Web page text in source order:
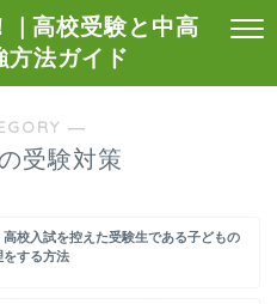
| 高校受験と中高
方法ガイド
―
受験対策
高校入試を控えた受験生である子どもの
をする方法